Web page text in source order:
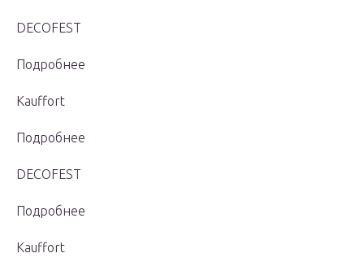
DECOFEST
Подробнее
Kauffort
Подробнее
DECOFEST
Подробнее
Kauffort